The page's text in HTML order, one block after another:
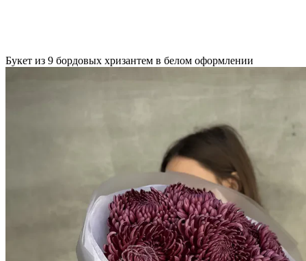
Букет из 9 бордовых хризантем в белом оформлении